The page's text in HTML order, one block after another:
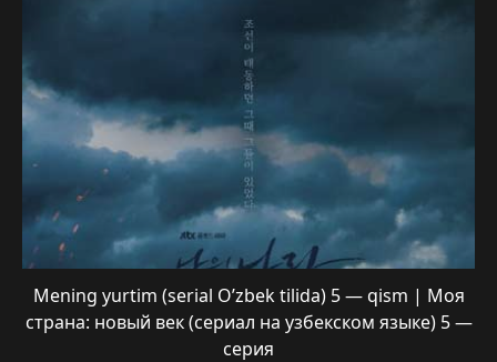
Mening yurtim (serial O’zbek tilida) 5 — qism | Моя
страна: новый век (сериал на узбекском языке) 5 —
серия